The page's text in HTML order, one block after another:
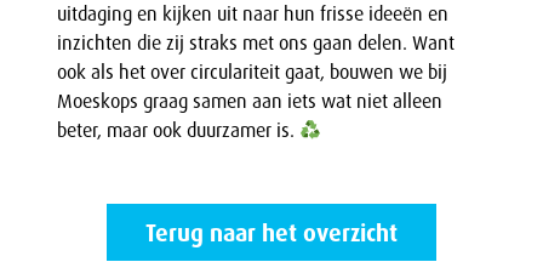
uitdaging en kijken uit naar hun frisse ideeën en
inzichten die zij straks met ons gaan delen. Want
ook als het over circulariteit gaat, bouwen we bij
Moeskops graag samen aan iets wat niet alleen
beter, maar ook duurzamer is.
Terug naar het overzicht